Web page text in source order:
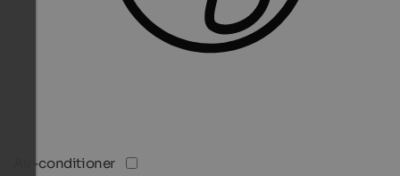
Air-conditioner